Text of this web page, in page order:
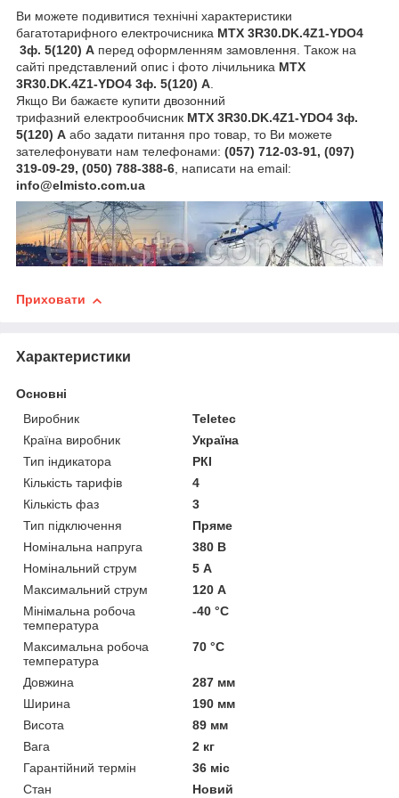
Ви можете подивитися технічні характеристики
багатотарифного електрочисника MTX 3R30.DK.4Z1-YDO4
3ф. 5(120) А перед оформленням замовлення. Також на
сайті представлений опис і фото лічильника MTX
3R30.DK.4Z1-YDO4 3ф. 5(120) А
Якщо Ви бажаєте купити двозонний
трифазний електрообчисник MTX 3R30.DK.4Z1-YDO4 3ф.
5(120) А або задати питання про товар, то Ви можете
зателефонувати нам телефонами: (057) 712-03-91, (097)
319-09-29, (050) 788-388-6 , написати на email:
info@elmisto.com.ua
Приховати
Характеристики
Основні
Виробник
Teletec
Країна виробник
Україна
Тип індикатора
РКІ
Кількість тарифів
4
Кількість фаз
3
Тип підключення
Пряме
Номінальна напруга
380 В
Номінальний струм
5 А
Максимальний струм
120 А
Мінімальна робоча
температура
-40 °С
Максимальна робоча
температура
70 °С
Довжина
287 мм
Ширина
190 мм
Висота
89 мм
Вага
2 кг
Гарантійний термін
36 міс
Стан
Новий